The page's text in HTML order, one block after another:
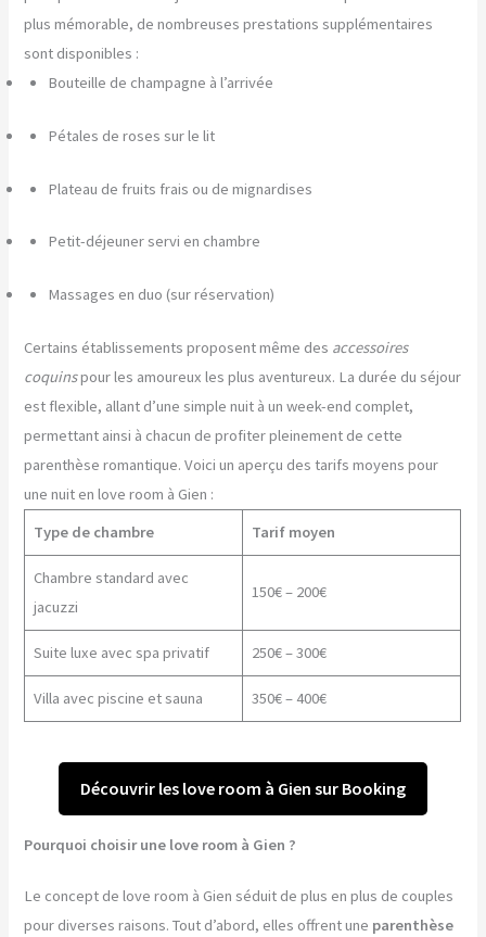
plus mémorable, de nombreuses prestations supplémentaires
sont disponibles :
Bouteille de champagne à l’arrivée
Pétales de roses sur le lit
Plateau de fruits frais ou de mignardises
Petit-déjeuner servi en chambre
Massages en duo (sur réservation)
Certains établissements proposent même des accessoires
coquinspour les amoureux les plus aventureux. La durée du séjour
est flexible, allant d’une simple nuit à un week-end complet,
permettant ainsi à chacun de profiter pleinement de cette
parenthèse romantique. Voici un aperçu des tarifs moyens pour
une nuit en love room à Gien :
Type de chambre
Tarif moyen
Chambre standard avec
jacuzzi
150€ – 200€
Suite luxe avec spa privatif 250€ – 300€
Villa avec piscine et sauna 350€ – 400€
Découvrir les love room à Gien sur Booking
Pourquoi choisir une love room à Gien ?
Le concept de love room à Gien séduit de plus en plus de couples
pour diverses raisons. Tout d’abord, elles offrent une parenthèse